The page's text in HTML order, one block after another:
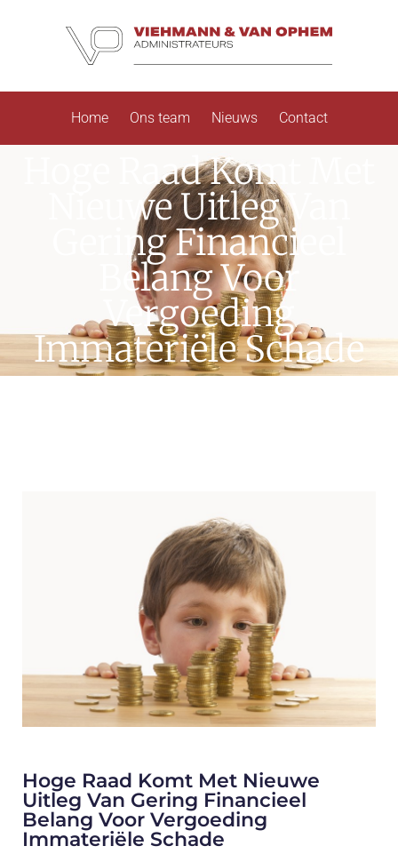
Home Ons team Nieuws Contact
Hoge Raad Komt Met
Nieuwe Uitleg Van
Gering Financieel
Belang Voor
Vergoeding
Immateriële Schade
Hoge Raad Komt Met Nieuwe
Uitleg Van Gering Financieel
Belang Voor Vergoeding
Immateriële Schade